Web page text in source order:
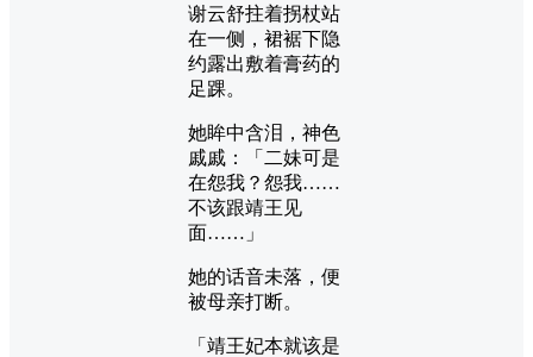
谢云舒拄着拐杖站
在一侧，裙裾下隐
约露出敷着膏药的
足踝。
她眸中含泪，神色
戚戚：「二妹可是
在怨我？怨我……
不该跟靖王见
面……」
她的话音未落，便
被母亲打断。
「靖王妃本就该是